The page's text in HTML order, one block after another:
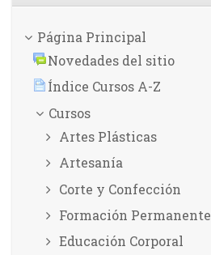
Página Principal
Novedades del sitio
Índice Cursos A-Z
Cursos
Artes Plásticas
Artesanía
Corte y Confección
Formación Permanente
Educación Corporal